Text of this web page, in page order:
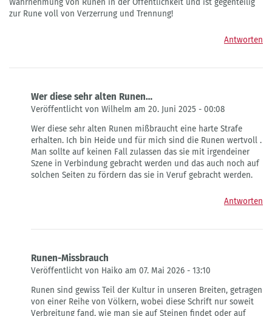
Wahrnehmung von Runen in der Öffentlichkeit und ist gegenteilig
zur Rune voll von Verzerrung und Trennung!
Antworten
Wer diese sehr alten Runen…
Veröffentlicht von Wilhelm am 20. Juni 2025 - 00:08
auf
Unbildung
sollte
diese
Seite
Wer diese sehr alten Runen mißbraucht eine harte Strafe
erhalten. Ich bin Heide und für mich sind die Runen wertvoll .
Man sollte auf keinen Fall zulassen das sie mit irgendeiner
Szene in Verbindung gebracht werden und das auch noch auf
solchen Seiten zu fördern das sie in Veruf gebracht werden.
Antworten
Runen-Missbrauch
Veröffentlicht von Haiko am 07. Mai 2026 - 13:10
auf
Unbildung
Runen sind gewiss Teil der Kultur in unseren Breiten, getragen
von einer Reihe von Völkern, wobei diese Schrift nur soweit
Verbreitung fand, wie man sie auf Steinen findet oder auf